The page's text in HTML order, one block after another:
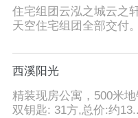
住宅组团云泓之城云之
天空住宅组团全部交付。
西溪阳光
精装现房公寓，500米
双钥匙: 31方,总价:约